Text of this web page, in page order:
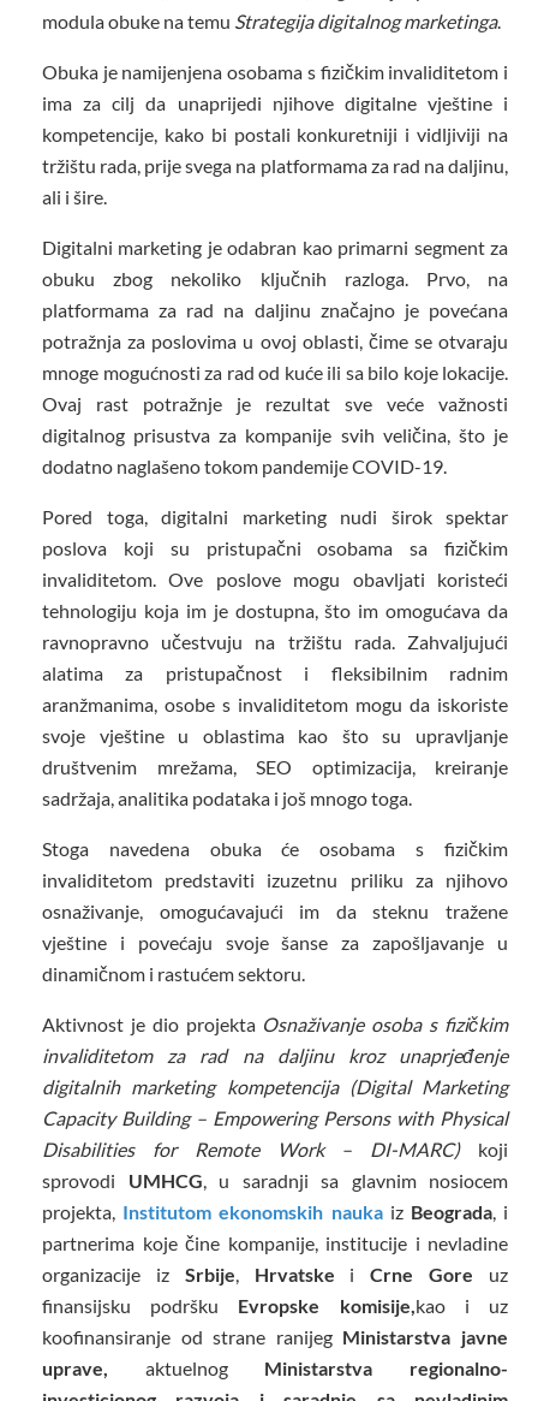
modula obuke na temu Strategija digitalnog marketinga.
Obuka je namijenjena osobama s fizičkim invaliditetom i
ima za cilj da unaprijedi njihove digitalne vještine i
kompetencije, kako bi postali konkuretniji i vidljiviji na
tržištu rada, prije svega na platformama za rad na daljinu,
ali i šire.
Digitalni marketing je odabran kao primarni segment za
obuku zbog nekoliko ključnih razloga. Prvo, na
platformama za rad na daljinu značajno je povećana
potražnja za poslovima u ovoj oblasti, čime se otvaraju
mnoge mogućnosti za rad od kuće ili sa bilo koje lokacije.
Ovaj rast potražnje je rezultat sve veće važnosti
digitalnog prisustva za kompanije svih veličina, što je
dodatno naglašeno tokom pandemije COVID-19.
Pored toga, digitalni marketing nudi širok spektar
poslova koji su pristupačni osobama sa fizičkim
invaliditetom. Ove poslove mogu obavljati koristeći
tehnologiju koja im je dostupna, što im omogućava da
ravnopravno učestvuju na tržištu rada. Zahvaljujući
alatima za pristupačnost i fleksibilnim radnim
aranžmanima, osobe s invaliditetom mogu da iskoriste
svoje vještine u oblastima kao što su upravljanje
društvenim mrežama, SEO optimizacija, kreiranje
sadržaja, analitika podataka i još mnogo toga.
Stoga navedena obuka će osobama s fizičkim
invaliditetom predstaviti izuzetnu priliku za njihovo
osnaživanje, omogućavajući im da steknu tražene
vještine i povećaju svoje šanse za zapošljavanje u
dinamičnom i rastućem sektoru.
Aktivnost je dio projekta Osnaživanje osoba s fizičkim
invaliditetom za rad na daljinu kroz unaprjeđenje
digitalnih marketing kompetencija (Digital Marketing
Capacity Building – Empowering Persons with Physical
Disabilities for Remote Work – DI-MARC) koji
sprovodi UMHCG,
u saradnji sa glavnim nosiocem
projekta, Institutom ekonomskih nauka iz Beograda, i
partnerima koje čine kompanije, institucije i nevladine
organizacije iz Srbije, Hrvatske iCrne Gore uz
finansijsku podršku Evropske komisije,kao i uz
koofinansiranje od strane ranijeg Ministarstva javne
uprave, aktuelnog Ministarstva regionalno-